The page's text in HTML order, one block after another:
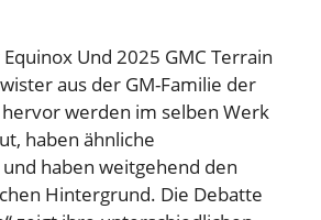
Und 2025 GMC Terrain
aus der GM-Familie der
hervor werden im selben Werk
haben ähnliche
haben weitgehend den
Hintergrund. Die Debatte